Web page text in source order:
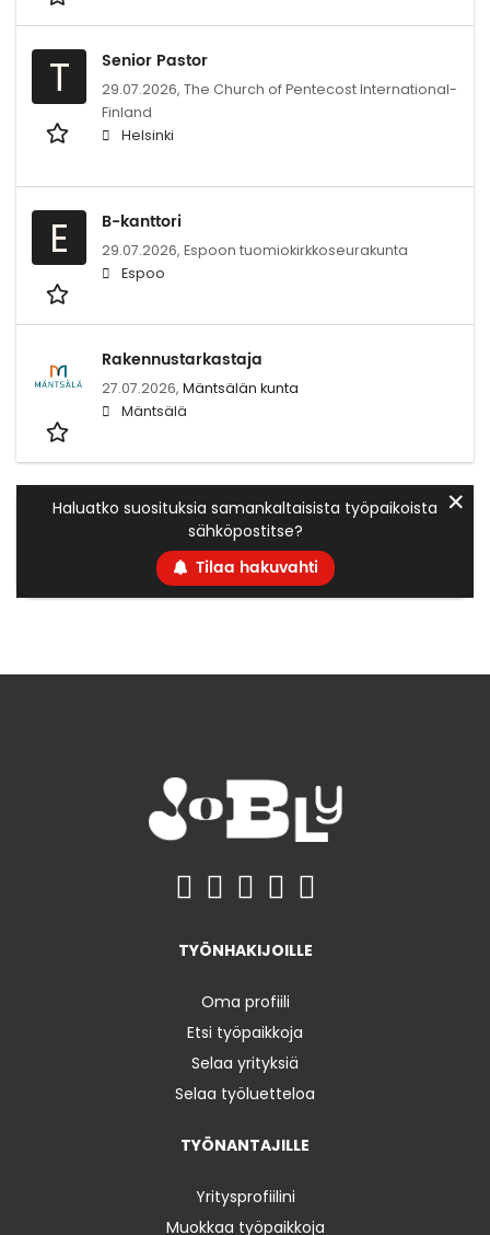
T Senior Pastor
29.07.2026, The Church of Pentecost International-
Finland
Helsinki
E B-kanttori
29.07.2026, Espoon tuomiokirkkoseurakunta
Espoo
Rakennustarkastaja
27.07.2026, Mäntsälän kunta
Mäntsälä
Haluatko suosituksia samankaltaisista työpaikoista
sähköpostitse?
Tilaa hakuvahti
✕
TYÖNHAKIJOILLE
Oma profiili
Etsi työpaikkoja
Selaa yrityksiä
Selaa työluetteloa
TYÖNANTAJILLE
Yritysprofiilini
Muokkaa työpaikkoja